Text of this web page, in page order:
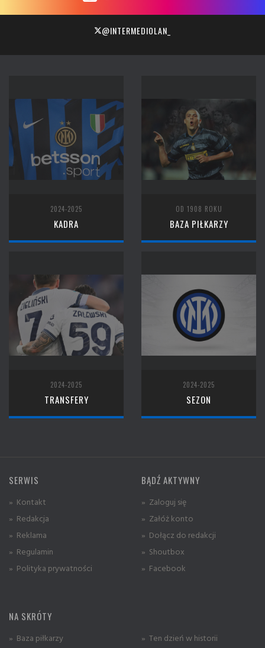
@INTERMEDIOLAN_
2024-2025
KADRA
OD 1908 ROKU
BAZA PIŁKARZY
2024-2025
TRANSFERY
2024-2025
SEZON
SERWIS
» Kontakt
» Redakcja
» Reklama
» Regulamin
» Polityka prywatności
BĄDŹ AKTYWNY
» Zaloguj się
» Załóż konto
» Dołącz do redakcji
» Shoutbox
» Facebook
NA SKRÓTY
» Baza piłkarzy
» Ten dzień w historii